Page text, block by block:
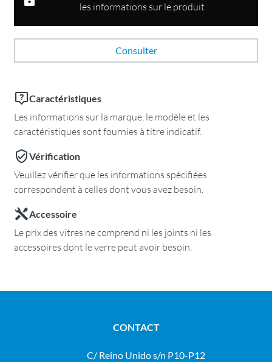
les informations sur le produit
Consulter
Caractéristiques
Les informations sur la marque, le modèle et les
caractéristiques sont fournies à titre indicatif.
Vérification
Veuillez vérifier que les informations spécifiées
correspondent à celles dont vous avez besoin.
Accessoire
Le prix des vitres ne comprend ni les joints ni les
accessoires dont le verre peut avoir besoin.
CONTACT
C/ Reino Unido s/n P10-P12